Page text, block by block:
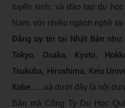
tuyển sinh, và đào tạo du
Nam, với nhiều ngành nghề
Đẳng uy tín tại Nhật Bản
Tokyo, Osaka, Kyoto,
Tsukuba, Hiroshima, Keio
Kobe... ...và dưới đây là nội
Bản mà Công Ty Du Học